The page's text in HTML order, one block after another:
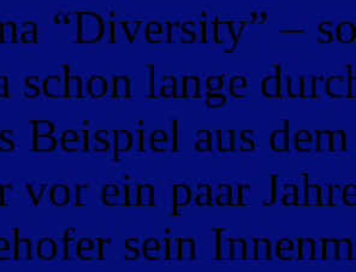
“Diversity” –
schon lange
Beispiel aus
vor ein paar
sein